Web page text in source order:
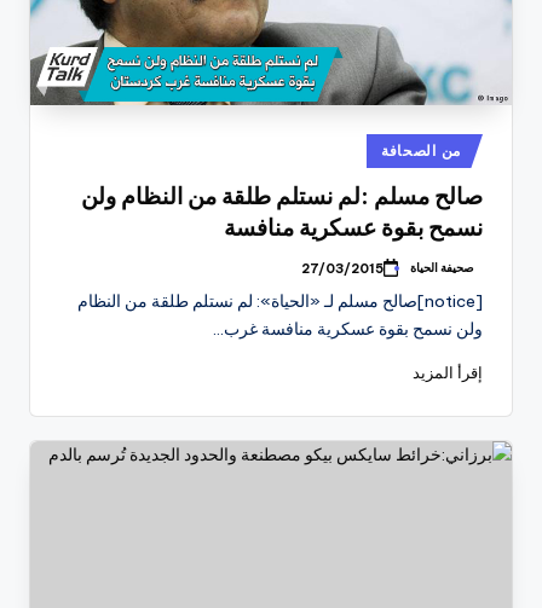
نُشر
في
من الصحافة
صالح مسلم :لم نستلم طلقة من النظام ولن
نسمح بقوة عسكرية منافسة
تمّ
بواسطة
صحيفة الحياة 27/03/2015
[notice]صالح مسلم لـ «الحياة»: لم نستلم طلقة من النظام
ولن نسمح بقوة عسكرية منافسة غرب…
إقرأ المزيد